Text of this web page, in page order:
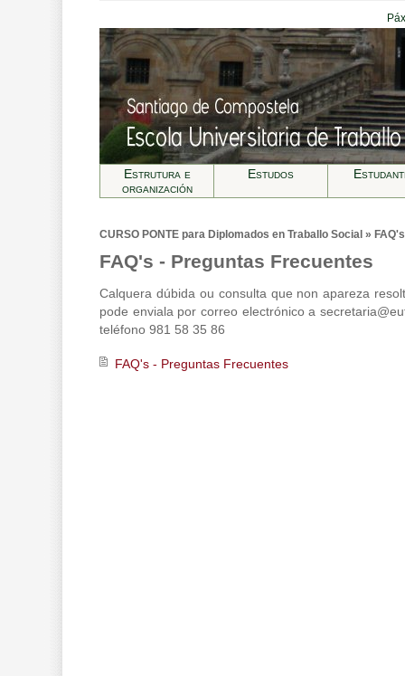
Estrutura e
organización
Estudos
CURSO PONTE para Diplomados en Traballo Social »
FAQ's - Preguntas Frecuentes
Calquera dúbida ou consulta que non apareza
pode enviala por correo electrónico a
teléfono 981 58 35 86
FAQ's - Preguntas Frecuentes